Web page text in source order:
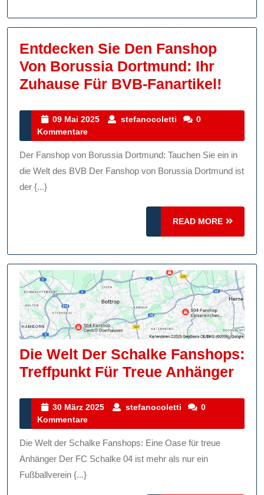
Entdecken Sie Den Fanshop
Von Borussia Dortmund: Ihr
Zuhause Für BVB-Fanartikel!
Von
Ihr
Für
BVB-
09 Mai 2025
09
2025
stefanocoletti stefanocoletti
0
Kommentare
Der Fanshop von Borussia Dortmund: Tauchen Sie ein in
die Welt des BVB Der Fanshop von Borussia Dortmund ist
der {...}
READ MORE
READ
MORE
Die Welt Der Schalke Fanshops:
Treffpunkt Für Treue AnhängerDie
30 März 2025
30
2025
stefanocoletti stefanocoletti
0
Kommentare
Die Welt der Schalke Fanshops: Eine Oase für treue
Anhänger Der FC Schalke 04 ist mehr als nur ein
Fußballverein {...}